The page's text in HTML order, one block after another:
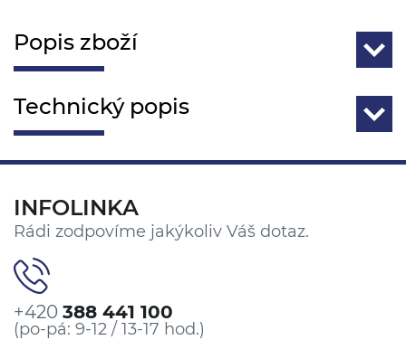
Popis zboží
Technický popis
INFOLINKA
Rádi zodpovíme jakýkoliv Váš dotaz.
+420 388 441 100
(po-pá: 9-12 / 13-17 hod.)